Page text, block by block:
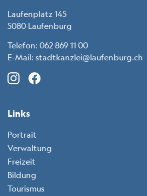
Laufenplatz 145
5080 Laufenburg
Telefon: 062 869 11 00
E-Mail: stadtkanzlei@laufenburg.ch
Instagram (icon: c-instagram)
Links
Portrait
Verwaltung
Freizeit
Bildung
Tourismus